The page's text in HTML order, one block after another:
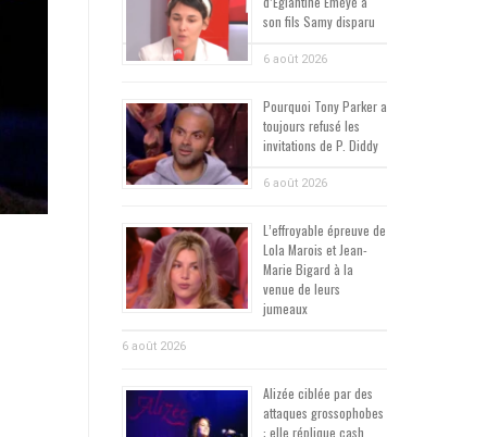
son fils Samy disparu
6 août 2026
Pourquoi Tony Parker a
toujours refusé les
invitations de P. Diddy
6 août 2026
L’effroyable épreuve de
Lola Marois et Jean-
Marie Bigard à la
venue de leurs
jumeaux
6 août 2026
Alizée ciblée par des
attaques grossophobes
: elle réplique cash